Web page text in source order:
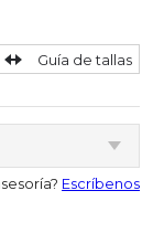
Guía de tallas
Escríbenos